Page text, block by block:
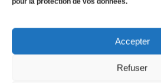
Accepter
Refuser
bordelaise, sur environ 1 200
système final comprenait 34
12 caméras PTZ
parking et les zones de